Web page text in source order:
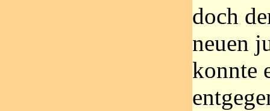
doch
neuen
konnte